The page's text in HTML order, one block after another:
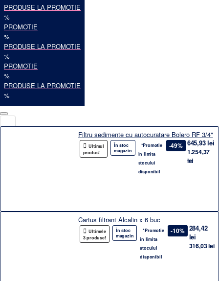
PRODUSE LA PROMOTIE
%
PROMOTIE
%
PRODUSE LA PROMOTIE
%
PROMOTIE
%
PRODUSE LA PROMOTIE
%
Filtru sedimente cu autocuratare Bolero RF 3/4"
Ultimul
produs!
În stoc
magazin
*Promotie
in limita
stocului
disponibil
-49% 645,93 lei
1.254,37
lei
Cartus filtrant Alcalin x 6 buc
Ultimele
3 produse!
În stoc
magazin
*Promotie
in limita
stocului
disponibil
-10% 284,42
lei
316,03 lei